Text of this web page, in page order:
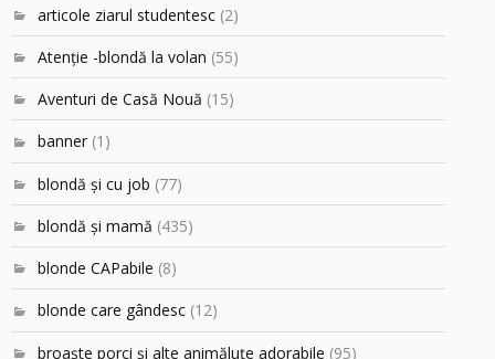
articole ziarul studentesc (2)
Atenţie -blondă la volan (55)
Aventuri de Casă Nouă (15)
banner (1)
blondă şi cu job (77)
blondă şi mamă (435)
blonde CAPabile (8)
blonde care gândesc (12)
broaşte porci şi alte animăluţe adorabile (95)